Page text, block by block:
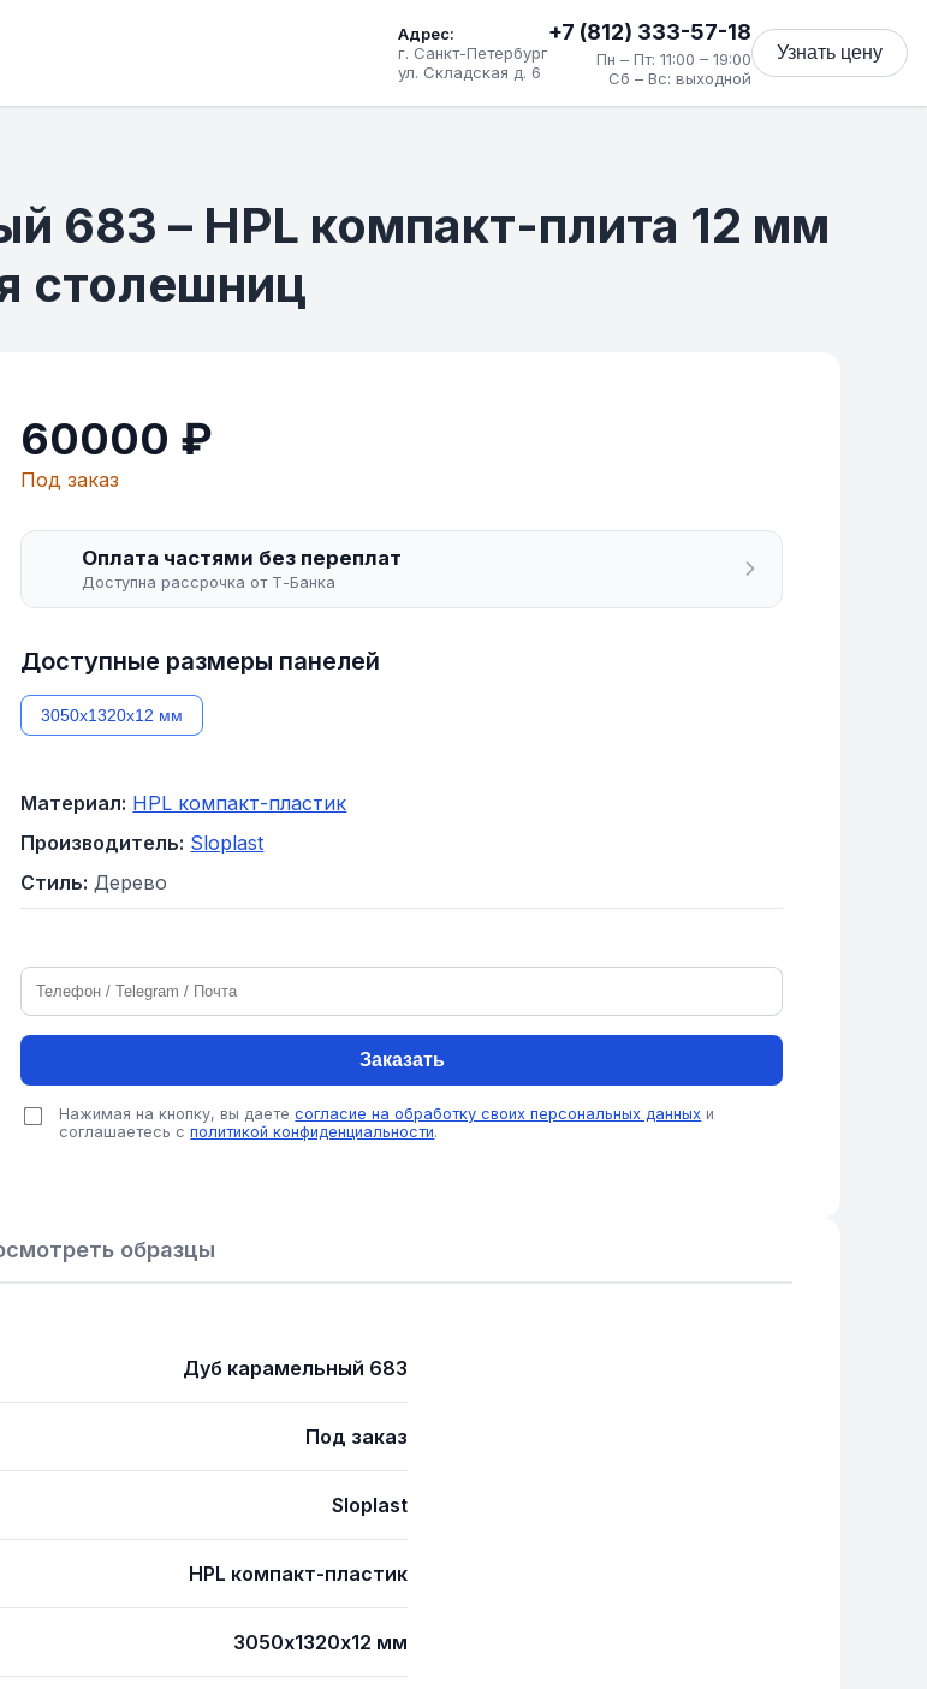
Адрес:
г. Санкт-Петербург
ул. Складская д. 6
+7 (812) 333-57-18
Пн – Пт: 11:00 – 19:00
Сб – Вс: выходной
Узнать цену
683 – HPL компакт-плита 12 мм
столешниц
60000 ₽
Под заказ
Оплата частями без переплат
Доступна рассрочка от Т-Банка
Доступные размеры панелей
3050х1320х12 мм
Материал: HPL компакт-пластик
Производитель: Sloplast
Стиль: Дерево
Заказать
Нажимая на кнопку, вы даетесогласие на обработку своих персональных данных и
соглашаетесь сполитикой конфиденциальности.
образцы
Дуб карамельный 683
Под заказ
Sloplast
HPL компакт-пластик
3050х1320х12 мм